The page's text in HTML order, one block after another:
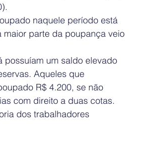
naquele período está
maior parte da poupança veio
possuíam um saldo elevado
Aqueles que
R$ 4.200, se não
com direito a duas cotas.
dos trabalhadores